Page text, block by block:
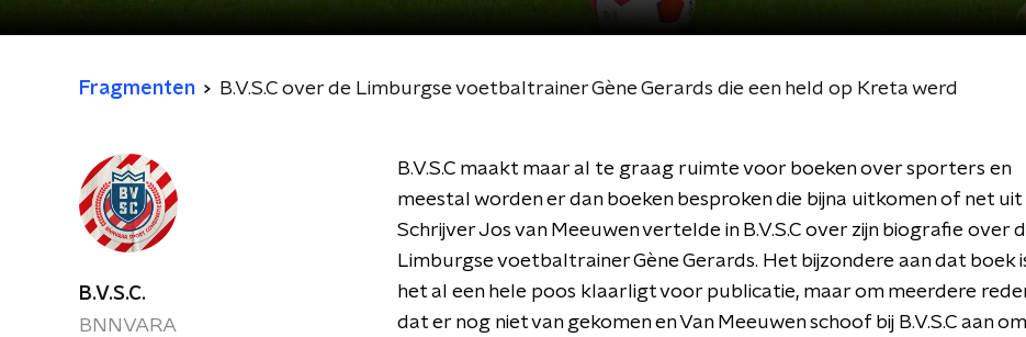
Fragmenten B.V.S.C over de Limburgse voetbaltrainer Gène Gerards die een held op Kreta werd
B.V.S.C.
BNNVARA
B.V.S.C maakt maar al te graag ruimte voor boeken over sporters en
meestal worden er dan boeken besproken die bijna uitkomen of net uit
Schrijver Jos van Meeuwen vertelde in B.V.S.C over zijn biografie over
Limburgse voetbaltrainer Gène Gerards. Het bijzondere aan dat boek
het al een hele poos klaarligt voor publicatie, maar om meerdere
dat er nog niet van gekomen en Van Meeuwen schoof bij B.V.S.C aan